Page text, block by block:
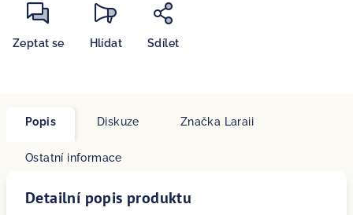
Zeptat se Hlídat Sdílet
Popis Diskuze Značka Laraii
Ostatní informace
Detailní popis produktu